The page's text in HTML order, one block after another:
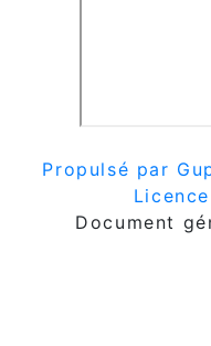
Propulsé par
Document